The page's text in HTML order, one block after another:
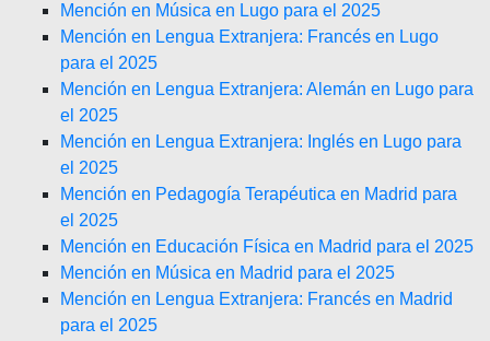
Mención en Música en Lugo para el 2025
Mención en Lengua Extranjera: Francés en Lugo
para el 2025
Mención en Lengua Extranjera: Alemán en Lugo para
el 2025
Mención en Lengua Extranjera: Inglés en Lugo para
el 2025
Mención en Pedagogía Terapéutica en Madrid para
el 2025
Mención en Educación Física en Madrid para el 2025
Mención en Música en Madrid para el 2025
Mención en Lengua Extranjera: Francés en Madrid
para el 2025